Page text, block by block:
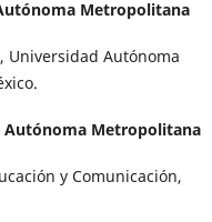
Metropolitana
Universidad Autónoma
Autónoma Metropolitana
y Comunicación,